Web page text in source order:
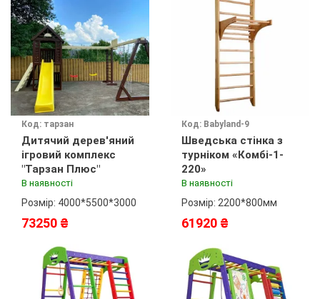
Код: тарзан
Дитячий дерев'яний
ігровий комплекс
"Тарзан Плюс"
В наявності
Розмір: 4000*5500*3000
73250 ₴
Код: Babyland-9
Шведська стінка з
турніком «Комбі-1-
220»
В наявності
Розмір: 2200*800мм
61920 ₴